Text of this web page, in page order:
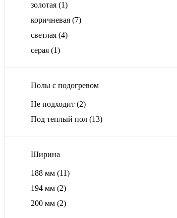
золотая (1)
коричневая (7)
светлая (4)
серая (1)
Полы с подогревом
Не подходит (2)
Под теплый пол (13)
Ширина
188 мм (11)
194 мм (2)
200 мм (2)